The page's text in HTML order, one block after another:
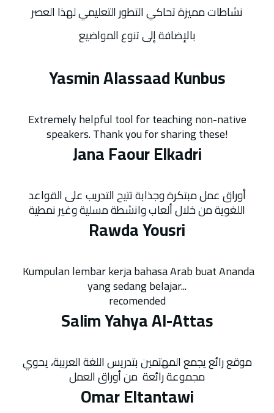
نشاطات مميزة تحاكي التطور التعليمي لهذا العصر
بالإضافة إلى تنوع المواضيع
Yasmin Alassaad Kunbus
Extremely helpful tool for teaching non-native
speakers. Thank you for sharing these!
Jana Faour Elkadri
أوراق عمل مبتكرة وجذابة تتيح التدريب على القواعد
اللغوية من خلال ألعاب وانشطة مسلية وغير نمطية
Rawda Yousri
Kumpulan lembar kerja bahasa Arab buat Ananda
yang sedang belajar...
recomended
Salim Yahya Al-Attas
موقع رائع يجمع المهتمين بتدريس اللغة العربية، يحوي
مجموعة رائعة من أوراق العمل
Omar Eltantawi